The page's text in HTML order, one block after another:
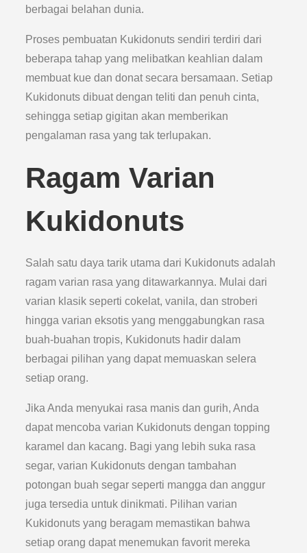
berbagai belahan dunia.
Proses pembuatan Kukidonuts sendiri terdiri dari
beberapa tahap yang melibatkan keahlian dalam
membuat kue dan donat secara bersamaan. Setiap
Kukidonuts dibuat dengan teliti dan penuh cinta,
sehingga setiap gigitan akan memberikan
pengalaman rasa yang tak terlupakan.
Ragam Varian
Kukidonuts
Salah satu daya tarik utama dari Kukidonuts adalah
ragam varian rasa yang ditawarkannya. Mulai dari
varian klasik seperti cokelat, vanila, dan stroberi
hingga varian eksotis yang menggabungkan rasa
buah-buahan tropis, Kukidonuts hadir dalam
berbagai pilihan yang dapat memuaskan selera
setiap orang.
Jika Anda menyukai rasa manis dan gurih, Anda
dapat mencoba varian Kukidonuts dengan topping
karamel dan kacang. Bagi yang lebih suka rasa
segar, varian Kukidonuts dengan tambahan
potongan buah segar seperti mangga dan anggur
juga tersedia untuk dinikmati. Pilihan varian
Kukidonuts yang beragam memastikan bahwa
setiap orang dapat menemukan favorit mereka